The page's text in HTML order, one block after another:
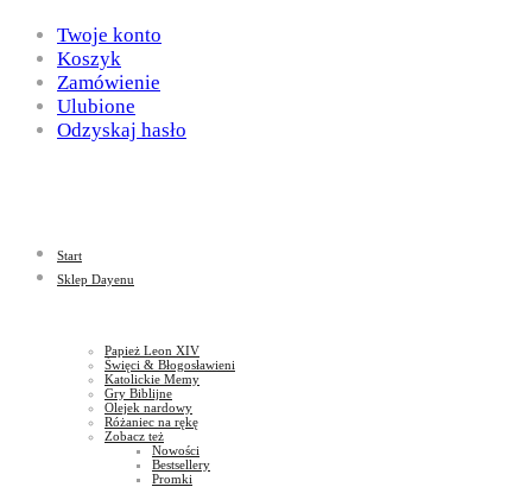
for
God
Design
God
Twoje konto
Koszyk
Zamówienie
Ulubione
Odzyskaj hasło
Start
Sklep Dayenu
Papież Leon XIV
Święci & Błogosławieni
Katolickie Memy
Gry Biblijne
Olejek nardowy
Różaniec na rękę
Zobacz też
Nowości
Bestsellery
Promki